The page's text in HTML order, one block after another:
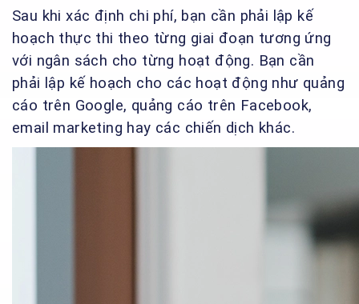
Sau khi xác định chi phí, bạn cần phải lập kế
hoạch thực thi theo từng giai đoạn tương ứng
với ngân sách cho từng hoạt động. Bạn cần
phải lập kế hoạch cho các hoạt động như quảng
cáo trên Google, quảng cáo trên Facebook,
email marketing hay các chiến dịch khác.